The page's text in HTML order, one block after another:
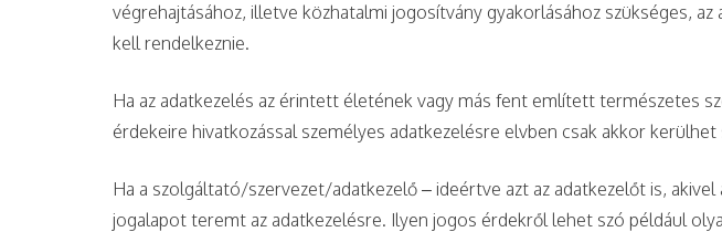
végrehajtásához, illetve közhatalmi jogosítvány gyakorlásához szükséges,
kell rendelkeznie.
Ha az adatkezelés az érintett életének vagy más fent említett természetes
érdekeire hivatkozással személyes adatkezelésre elvben csak akkor
Ha a szolgáltató/szervezet/adatkezelő – ideértve azt az adatkezelőt is,
jogalapot teremt az adatkezelésre. Ilyen jogos érdekről lehet szó például